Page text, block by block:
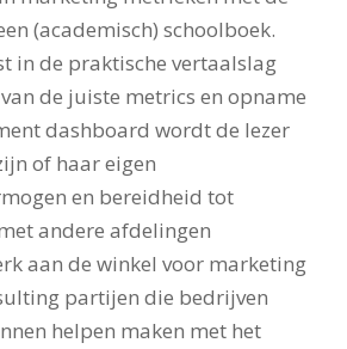
(academisch) schoolboek.
in de praktische vertaalslag
de juiste metrics en opname
dashboard wordt de lezer
of haar eigen
en bereidheid tot
andere afdelingen
aan de winkel voor marketing
partijen die bedrijven
helpen maken met het